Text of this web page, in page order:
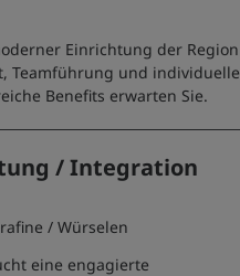
Einrichtung der Region
Teamführung und individuelle
Benefits erwarten Sie.
/ Integration
/ Würselen
eine engagierte